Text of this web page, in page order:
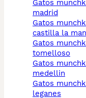
gatos munchkin
madrid
gatos munchkin
castilla la
gatos munchkin
tomelloso
gatos munchkin
medellin
gatos munchkin
leganes